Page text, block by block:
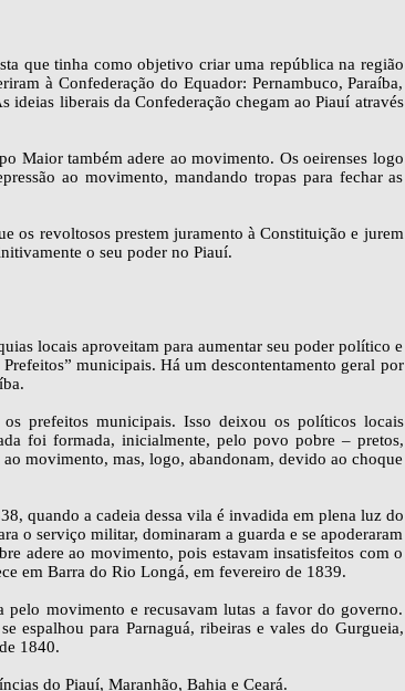
que tinha como objetivo criar uma república na região
à Confederação do Equador: Pernambuco, Paraíba,
ideias liberais da Confederação chegam ao Piauí através
Maior também adere ao movimento. Os oeirenses logo
ao movimento, mandando tropas para fechar as
os revoltosos prestem juramento à Constituição e jurem
o seu poder no Piauí.
locais aproveitam para aumentar seu poder político e
municipais. Há um descontentamento geral por
prefeitos municipais. Isso deixou os políticos locais
foi formada, inicialmente, pelo povo pobre – pretos,
movimento, mas, logo, abandonam, devido ao choque
quando a cadeia dessa vila é invadida em plena luz do
o serviço militar, dominaram a guarda e se apoderaram
adere ao movimento, pois estavam insatisfeitos com o
em Barra do Rio Longá, em fevereiro de 1839.
pelo movimento e recusavam lutas a favor do governo.
espalhou para Parnaguá, ribeiras e vales do Gurgueia,
1840.
do Piauí, Maranhão, Bahia e Ceará.